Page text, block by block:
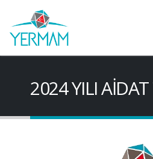
2024 YILI